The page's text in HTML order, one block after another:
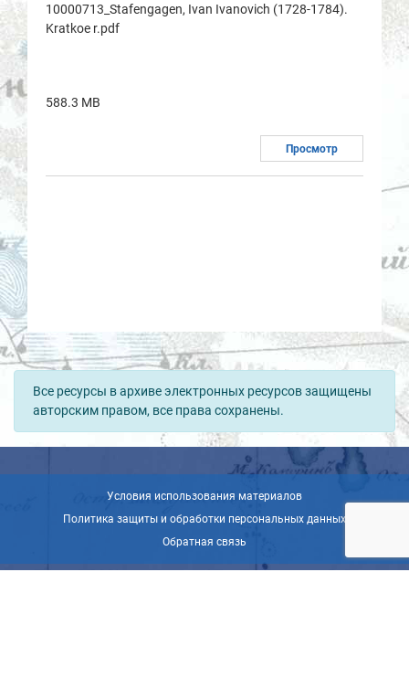
10000713_Stafengagen, Ivan Ivanovich (1728-1784).
Kratkoe r.pdf
588.3 MB
Просмотр
Все ресурсы в архиве электронных ресурсов защищены
авторским правом, все права сохранены.
Условия использования материалов
Политика защиты и обработки персональных данных
Обратная связь